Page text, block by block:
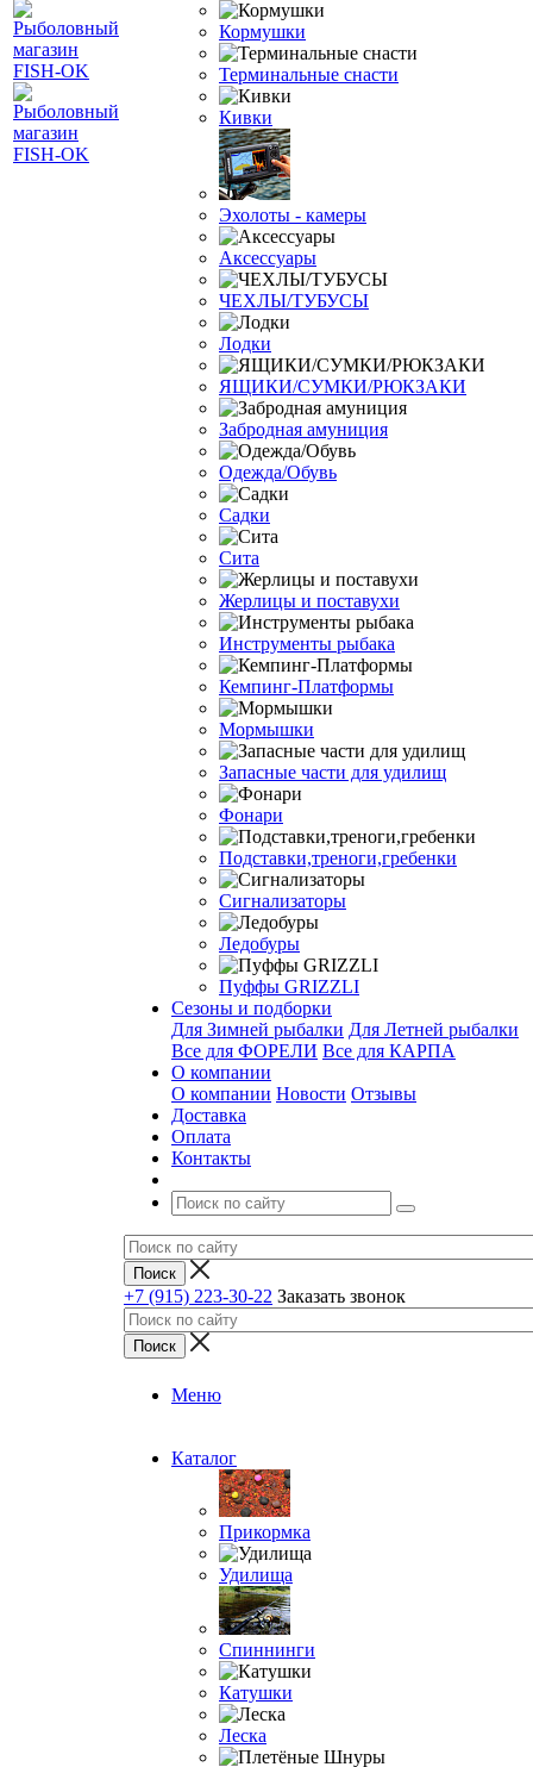
Кормушки
Терминальные снасти
Кивки
Эхолоты - камеры
Аксессуары
ЧЕХЛЫ/ТУБУСЫ
Лодки
ЯЩИКИ/СУМКИ/РЮКЗАКИ
Забродная амуниция
Одежда/Обувь
Садки
Сита
Жерлицы и поставухи
Инструменты рыбака
Кемпинг-Платформы
Мормышки
Запасные части для удилищ
Фонари
Подставки,треноги,гребенки
Сигнализаторы
Ледобуры
Пуффы GRIZZLI
Сезоны и подборки
Для Зимней рыбалки Для Летней рыбалки
Все для ФОРЕЛИ Все для КАРПА
О компании
О компании Новости Отзывы
Доставка
Оплата
Контакты
+7 (915) 223-30-22 Заказать звонок
Меню
Каталог
Прикормка
Удилища
Спиннинги
Катушки
Леска